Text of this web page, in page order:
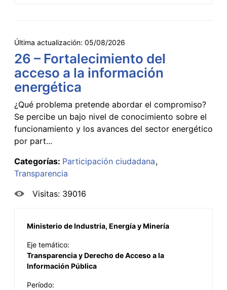
Última actualización: 05/08/2026
26 – Fortalecimiento del
acceso a la información
energética
¿Qué problema pretende abordar el compromiso?
Se percibe un bajo nivel de conocimiento sobre el
funcionamiento y los avances del sector energético
por part...
Categorías: Participación ciudadana
Transparencia
Visitas: 39016
Ministerio de Industria, Energía y Minería
Eje temático:
Transparencia y Derecho de Acceso a la
Información Pública
Período: